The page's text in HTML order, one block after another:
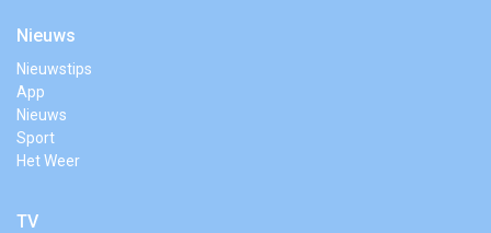
Nieuws
Nieuwstips
App
Nieuws
Sport
Het Weer
TV